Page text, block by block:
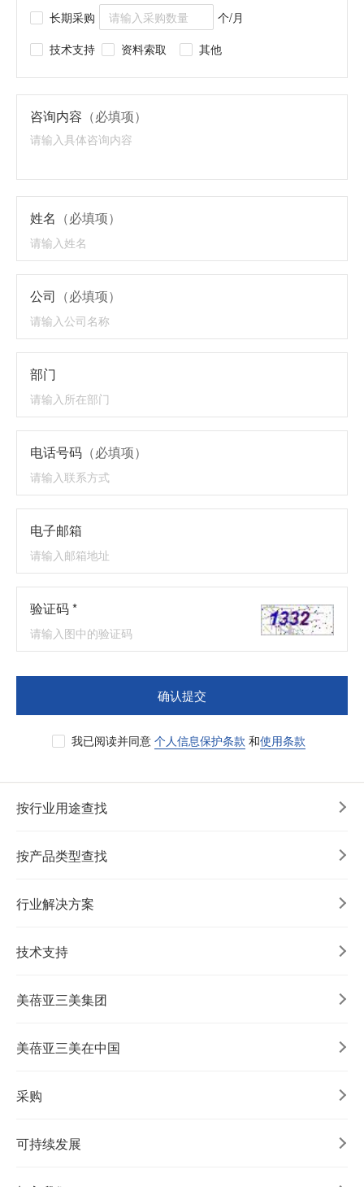
长期采购
个/月
技术支持
资料索取 其他
咨询内容 （必填项）
姓名 （必填项）
公司 （必填项）
部门
电话号码 （必填项）
电子邮箱
验证码 *
确认提交
我已阅读并同意 个人信息保护条款 和使用条款
按行业用途查找
按产品类型查找
行业解决方案
技术支持
美蓓亚三美集团
美蓓亚三美在中国
采购
可持续发展